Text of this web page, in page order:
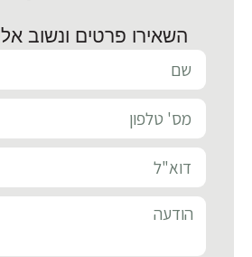
השאירו פרטים ונשוב